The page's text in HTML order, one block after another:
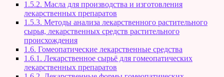
1.5.2. Масла для производства и изготовления
лекарственных препаратов
1.5.3. Методы анализа лекарственного растительного
сырья, лекарственных средств растительного
происхождения
1.6. Гомеопатические лекарственные средства
1.6.1. Лекарственное сырьё для гомеопатических
лекарственных препаратов